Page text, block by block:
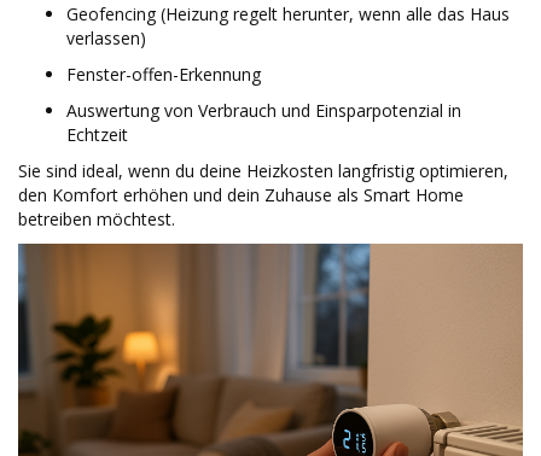
Geofencing (Heizung regelt herunter, wenn alle das Haus
verlassen)
Fenster-offen-Erkennung
Auswertung von Verbrauch und Einsparpotenzial in
Echtzeit
Sie sind ideal, wenn du deine Heizkosten langfristig optimieren,
den Komfort erhöhen und dein Zuhause als Smart Home
betreiben möchtest.